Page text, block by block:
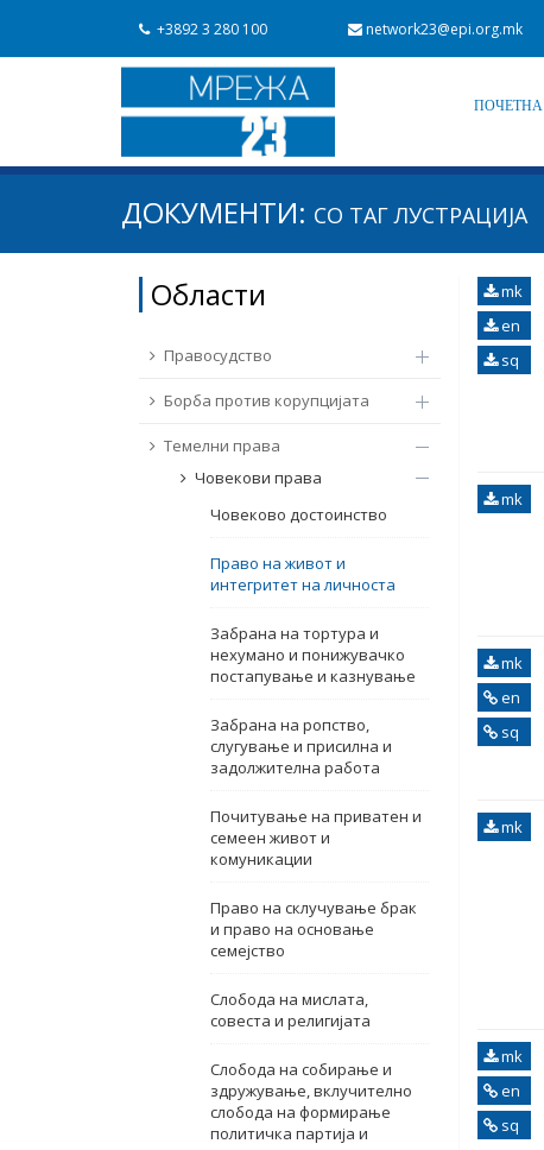
+3892 3 280 100 network23@epi.org.mk
ПОЧЕТНА
Барај документи
Датум на објавување
ДОКУМЕНТИ: СО ТАГЛУСТРАЦИЈА
Области
Правосудство
Борба против корупцијата
Темелни права
Човекови права
Човеково достоинство
Право на живот и
интегритет на личноста
Забрана на тортура и
нехумано и понижувачко
постапување и казнување
Забрана на ропство,
слугување и присилна и
задолжителна работа
Почитување на приватен и
семеен живот и
комуникации
Право на склучување брак
и право на основање
семејство
Слобода на мислата,
совеста и религијата
Слобода на собирање и
здружување, вклучително
слобода на формирање
политичка партија и
mk
en
sq
mk
mk
en
sq
mk
mk
en
sq